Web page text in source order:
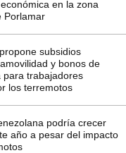
en la zona
Porlamar
subsidios
y bonos de
para trabajadores
los terremotos
podría crecer
año a pesar del impacto